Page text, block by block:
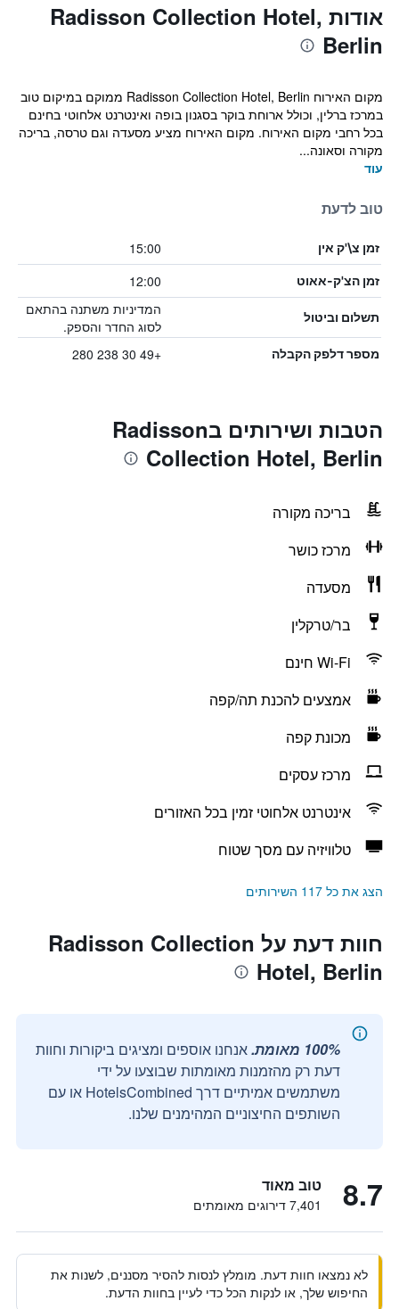
אודות Radisson Collection Hotel,
Berlin
מקום האירוח Radisson Collection Hotel, Berlin ממוקם במיקום טוב
במרכז ברלין, וכולל ארוחת בוקר בסגנון בופה ואינטרנט אלחוטי בחינם
בכל רחבי מקום האירוח. מקום האירוח מציע מסעדה וגם טרסה, בריכה
מקורה וסאונה...
עוד
טוב לדעת
זמן צ\'ק אין 15:00
זמן הצ'ק-אאוט 12:00
תשלום וביטול
המדיניות משתנה בהתאם
לסוג החדר והספק.
מספר דלפק הקבלה +49 30 238 280
הטבות ושירותים בRadisson
Collection Hotel, Berlin
בריכה מקורה
מרכז כושר
מסעדה
בר/טרקלין
Wi-Fi חינם
אמצעים להכנת תה/קפה
מכונת קפה
מרכז עסקים
אינטרנט אלחוטי זמין בכל האזורים
טלוויזיה עם מסך שטוח
הצג את כל 117 השירותים
חוות דעת על Radisson Collection
Hotel, Berlin
100% מאומת.
אנחנו אוספים ומציגים ביקורות וחוות
דעת רק מהזמנות מאומתות שבוצעו על ידי
משתמשים אמיתיים דרך HotelsCombined או עם
השותפים החיצוניים המהימנים שלנו.
8.7 טוב מאוד
7,401 דירוגים מאומתים
לא נמצאו חוות דעת. מומלץ לנסות להסיר מסננים, לשנות את
החיפוש שלך, או לנקות הכל כדי לעיין בחוות הדעת.